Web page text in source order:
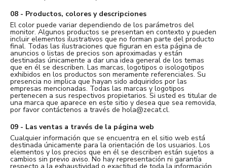
08 - Productos, colores y descripciones
El color puede variar dependiendo de los parámetros del
monitor. Algunos productos se presentan en contexto y pueden
incluir elementos ilustrativos que no forman parte del producto
final. Todas las ilustraciones que figuran en esta página de
anuncios o listas de precios son aproximadas y están
destinadas únicamente a dar una idea general de los temas
que en él se describen. Las marcas, logotipos o isologotipos
exhibidos en los productos son meramente referenciales. Su
presencia no implica que hayan sido adquiridos por las
empresas mencionadas. Todas las marcas y logotipos
pertenecen a sus respectivos propietarios. Si usted es titular de
una marca que aparece en este sitio y desea que sea removida,
por favor contáctenos a través de hola@zecat.cl.
09 - Las ventas a través de la página web
Cualquier información que se encuentra en el sitio web está
destinada únicamente para la orientación de los usuarios. Los
elementos y los precios que en él se describen están sujetos a
cambios sin previo aviso. No hay representación ni garantía